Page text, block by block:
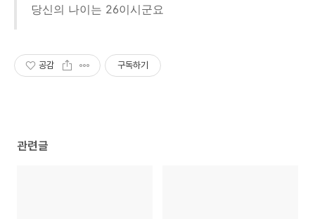
당신의 나이는 26이시군요
공감 구독하기
관련글